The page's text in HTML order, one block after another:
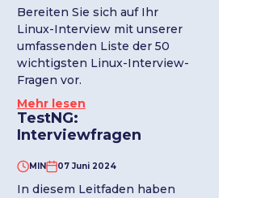
Bereiten Sie sich auf Ihr
Linux-Interview mit unserer
umfassenden Liste der 50
wichtigsten Linux-Interview-
Fragen vor.
Mehr lesen
TestNG:
Interviewfragen
MIN 07 Juni 2024
In diesem Leitfaden haben